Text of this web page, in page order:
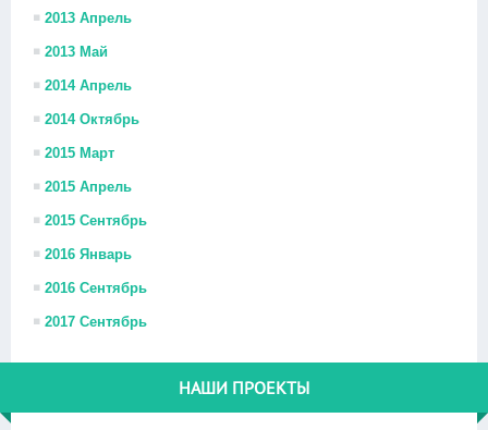
2013 Апрель
2013 Май
2014 Апрель
2014 Октябрь
2015 Март
2015 Апрель
2015 Сентябрь
2016 Январь
2016 Сентябрь
2017 Сентябрь
НАШИ ПРОЕКТЫ